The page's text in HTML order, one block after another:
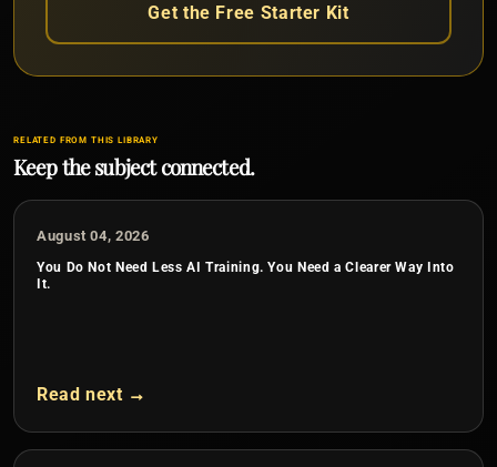
Get the Free Starter Kit
RELATED FROM THIS LIBRARY
Keep the subject connected.
August 04, 2026
You Do Not Need Less AI Training. You Need a Clearer Way Into
It.
Read next →